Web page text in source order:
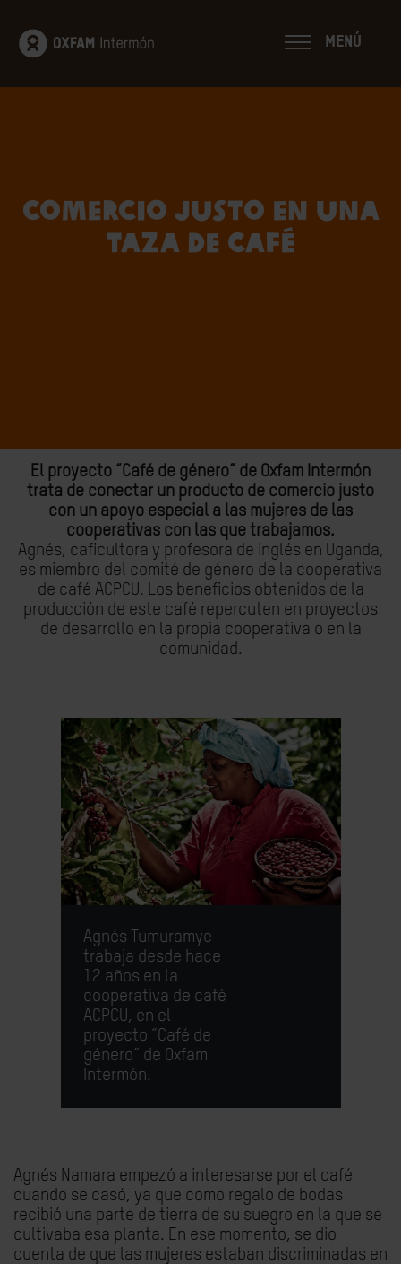
MENÚ
Comercio justo en una
taza de café
El proyecto “Café de género” de Oxfam Intermón
trata de conectar un producto de comercio justo
con un apoyo especial a las mujeres de las
cooperativas con las que trabajamos.
Agnés, caficultora y profesora de inglés en Uganda,
es miembro del comité de género de la cooperativa
de café ACPCU. Los beneficios obtenidos de la
producción de este café repercuten en proyectos
de desarrollo en la propia cooperativa o en la
comunidad.
Agnés Tumuramye
trabaja desde hace
12 años en la
cooperativa de café
ACPCU, en el
proyecto ”Café de
género” de Oxfam
Intermón.
Agnés Namara empezó a interesarse por el café
cuando se casó, ya que como regalo de bodas
recibió una parte de tierra de su suegro en la que se
cultivaba esa planta. En ese momento, se dio
cuenta de que las mujeres estaban discriminadas en